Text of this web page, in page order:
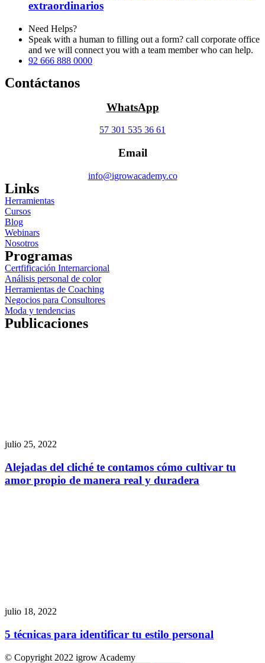
extraordinarios
Need Helps?
Speak with a human to filling out a form? call corporate office
and we will connect you with a team member who can help.
92 666 888 0000
Contáctanos
WhatsApp
57 301 535 36 61
Email
info@igrowacademy.co
Links
Herramientas
Cursos
Blog
Webinars
Nosotros
Programas
Certfificación Internarcional
Análisis personal de color
Herramientas de Coaching
Negocios para Consultores
Moda y tendencias
Publicaciones
julio 25, 2022
Alejadas del cliché te contamos cómo cultivar tu
amor propio de manera real y duradera
julio 18, 2022
5 técnicas para identificar tu estilo personal
© Copyright 2022 igrow Academy